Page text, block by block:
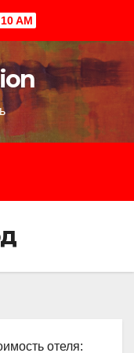
AM
отеля: